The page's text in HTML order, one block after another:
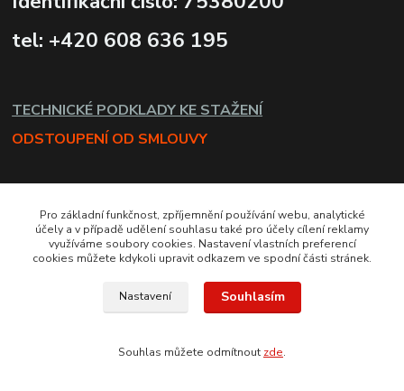
tel: +420 608 636 195
TECHNICKÉ PODKLADY KE STAŽENÍ
ODSTOUPENÍ OD SMLOUVY
Pro základní funkčnost, zpříjemnění používání webu, analytické
účely a v případě udělení souhlasu také pro účely cílení reklamy
využíváme soubory cookies. Nastavení vlastních preferencí
cookies můžete kdykoli upravit odkazem ve spodní části stránek.
Nastavení Souhlasím
Souhlas můžete odmítnout zde.